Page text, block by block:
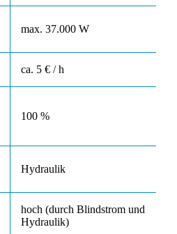
max. 37.000 W
ca. 5 € / h
100 %
Hydraulik
hoch (durch Blindstrom und
Hydraulik)